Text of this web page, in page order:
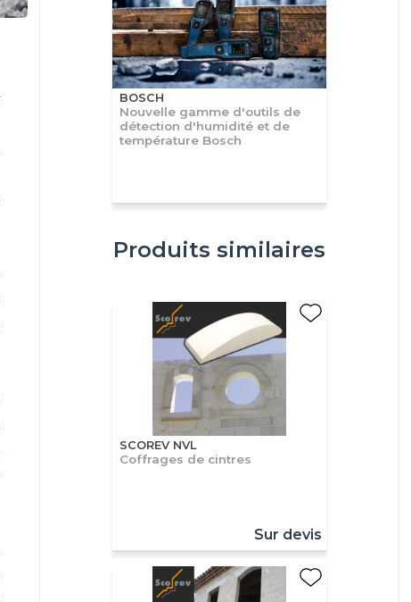
BOSCH
Nouvelle gamme d'outils de
détection d'humidité et de
température Bosch
Produits similaires
SCOREV NVL
Coffrages de cintres
Sur devis